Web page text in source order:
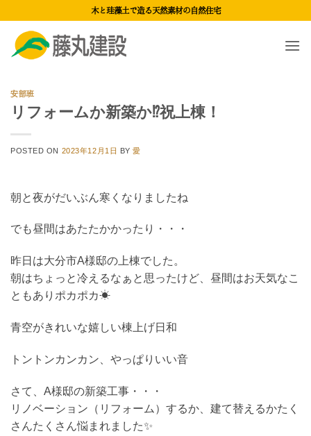
content
木と珪藻土で造る天然素材の自然住宅
安部班
リフォームか新築か⁉祝上棟！
POSTED ON 2023年12月1日 BY愛
朝と夜がだいぶん寒くなりましたね
でも昼間はあたたかかったり・・・
昨日は大分市A様邸の上棟でした。
朝はちょっと冷えるなぁと思ったけど、昼間はお天気なこ
ともありポカポカ☀
青空がきれいな嬉しい棟上げ日和
トントンカンカン、やっぱりいい音
さて、A様邸の新築工事・・・
リノベーション（リフォーム）するか、建て替えるかたく
さんたくさん悩まれました✨